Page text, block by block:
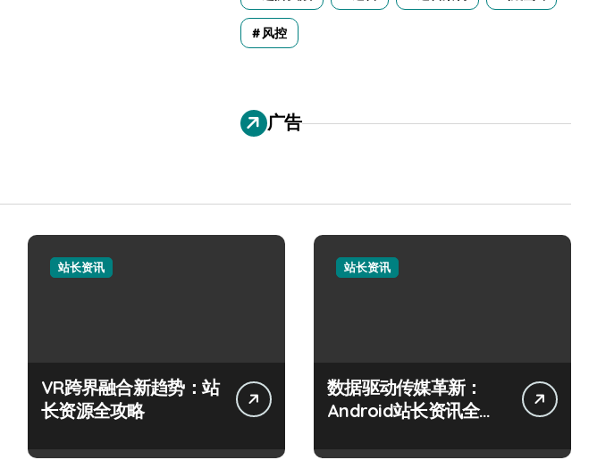
风控
广告
站长资讯
VR跨界融合新趋势：站
长资源全攻略
站长资讯
数据驱动传媒革新：
Android站长资讯全攻